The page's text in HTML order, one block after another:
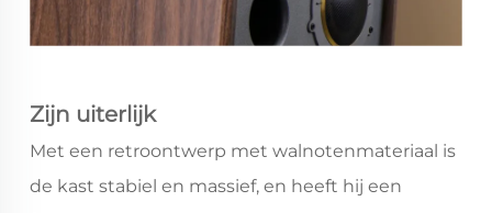
Zijn uiterlijk
Met een retroontwerp met walnotenmateriaal is
de kast stabiel en massief, en heeft hij een